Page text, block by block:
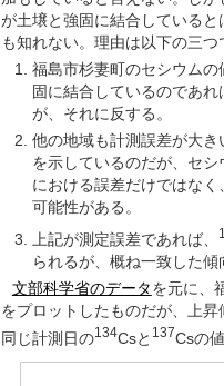
が土壌と強固に結合していると
も知れない。理由は以下の三つ
福島市杉妻町のセシウム
固に結合しているのであ
が、それに反する。
他の地域も計測誤差が大
を示しているのだが、セ
における誤差だけではな
可能性がある。
上記が測定誤差であれば、
られるが、概ね一致した
文部科学省のデータを元に、
をプロットしたものだが、上
同じ計測日の134Csと 137Csの